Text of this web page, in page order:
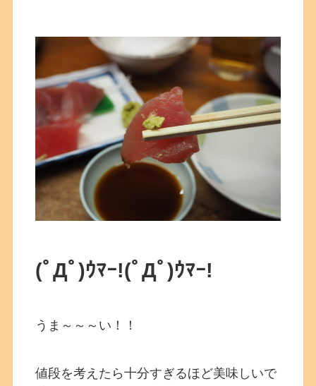
(ﾟДﾟ)ｳﾏｰ!(ﾟДﾟ)ｳﾏｰ!
うま～～～い！！
値段を考えたら十分すぎるほど美味しいで